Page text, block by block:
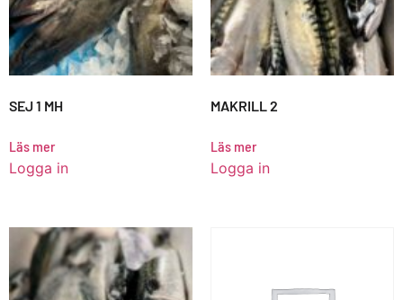
SEJ 1 MH
Läs mer
Logga in
MAKRILL 2
Läs mer
Logga in